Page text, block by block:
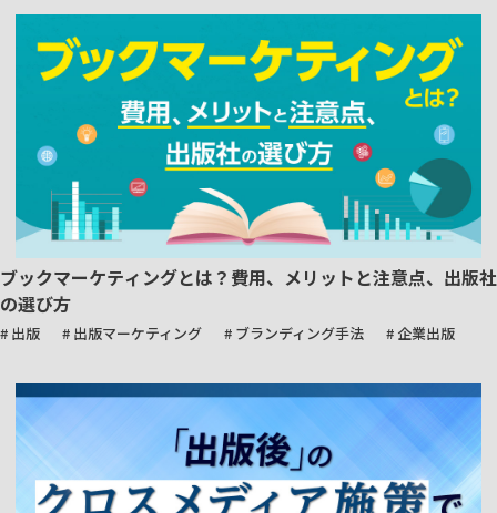
ブックマーケティングとは？費用、メリットと注意点、出版社
の選び方
# 出版 # 出版マーケティング # ブランディング手法 # 企業出版